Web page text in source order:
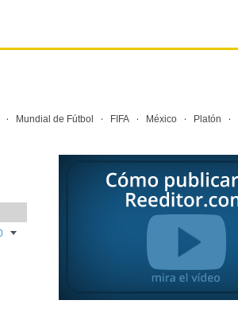
· Mundial de Fútbol · FIFA · México · Platón ·